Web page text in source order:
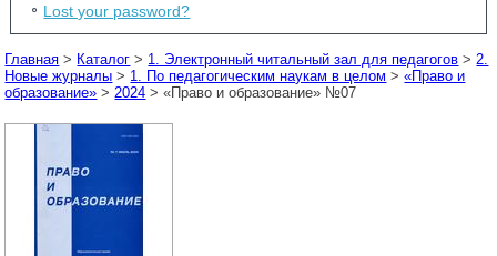
Lost your password?
Главная > Каталог > 1. Электронный читальный зал для педагогов > 2.
Новые журналы > 1. По педагогическим наукам в целом >«Право и
образование» > 2024 > «Право и образование» №07